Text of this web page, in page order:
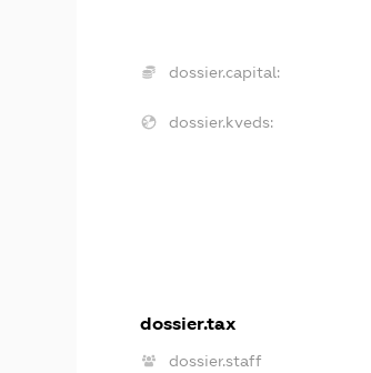
dossier.capital:
dossier.kveds:
dossier.tax
dossier.staff